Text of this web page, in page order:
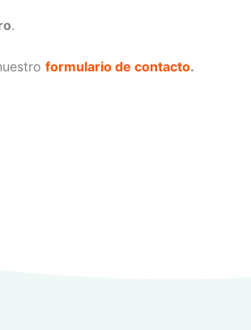
.
formulario de contacto.